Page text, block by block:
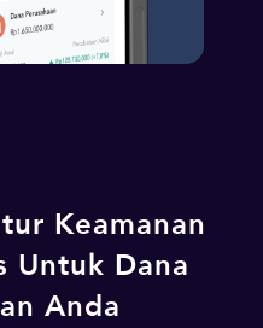
Keamanan
Untuk Dana
Anda